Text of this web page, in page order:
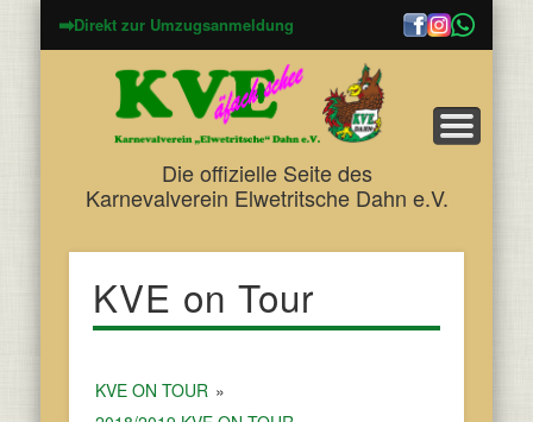
➡Direkt zur Umzugsanmeldung
Die offizielle Seite des
Karnevalverein Elwetritsche Dahn e.V.
KVE on Tour
KVE ON TOUR »